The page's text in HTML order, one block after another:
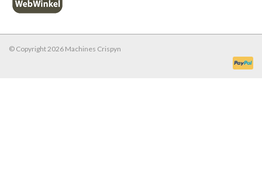
© Copyright 2026 Machines Crispyn